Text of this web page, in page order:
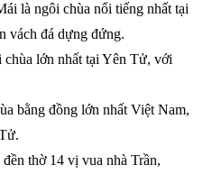
là ngôi chùa nổi tiếng nhất tại
vách đá dựng đứng.
lớn nhất tại Yên Tử, với
bằng đồng lớn nhất Việt Nam,
thờ 14 vị vua nhà Trần,